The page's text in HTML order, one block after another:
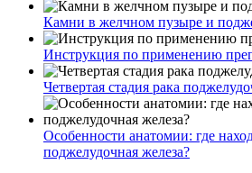
Камни в желчном пузыре и
Инструкция по применению
Четвертая стадия рака
Особенности анатомии: где
поджелудочная железа?